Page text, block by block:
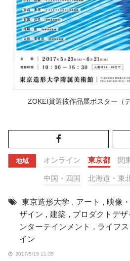
ZOKEI賞選抜作品展ポスター（
地域 オンライン 東京都 関
中国・四国 北海道・東
東京造形大学 , アート , 映像
ザイン , 建築 , プロダクトデザ
ンターテインメント , ライフ
イン
2017/5/15 11:35